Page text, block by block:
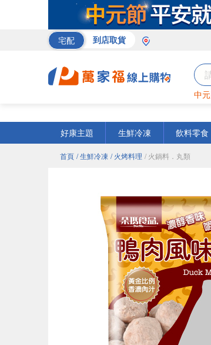
宅配 到店取貨
中
好康主題
生鮮冷凍 飲料零食
首頁 / 生鮮冷凍 / 火烤料理 / 火鍋料．丸類